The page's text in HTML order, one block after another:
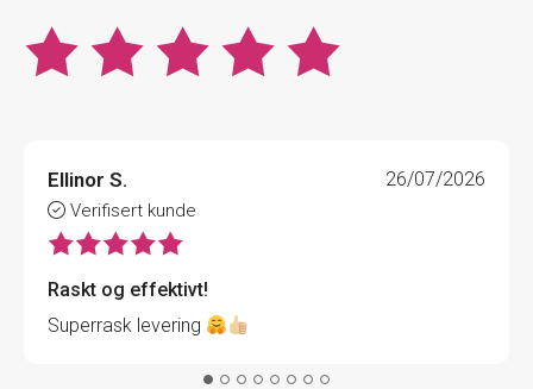
Ellinor S.
Verifisert kunde
26/07/2026
Raskt og effektivt!
Superrask levering